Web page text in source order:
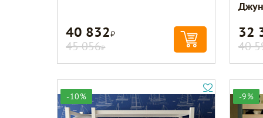
40 832Р
45 056Р
32
40
-10% -9%